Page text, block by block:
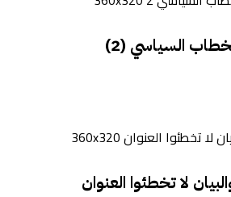
السياسي (2)
لا تخطئوا العنوان